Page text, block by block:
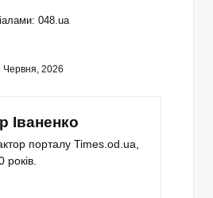
048.ua
Червня, 2026
Іваненко
порталу Times.od.ua,
років.